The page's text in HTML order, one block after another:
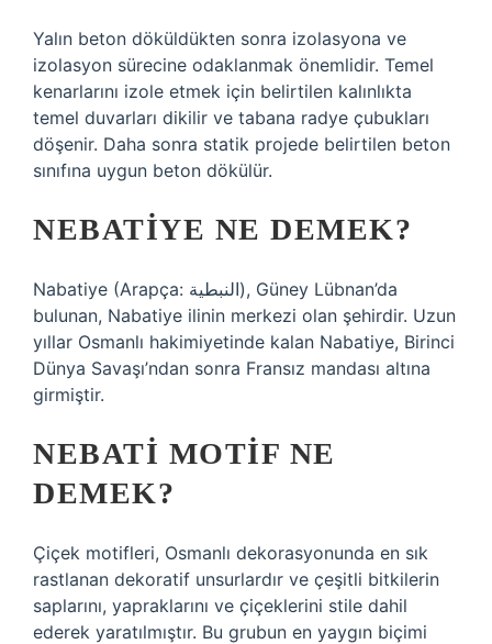
Yalın beton döküldükten sonra izolasyona ve
izolasyon sürecine odaklanmak önemlidir. Temel
kenarlarını izole etmek için belirtilen kalınlıkta
temel duvarları dikilir ve tabana radye çubukları
döşenir. Daha sonra statik projede belirtilen beton
sınıfına uygun beton dökülür.
NEBATIYE NE DEMEK?
Nabatiye (Arapça: النبطية), Güney Lübnan’da
bulunan, Nabatiye ilinin merkezi olan şehirdir. Uzun
yıllar Osmanlı hakimiyetinde kalan Nabatiye, Birinci
Dünya Savaşı’ndan sonra Fransız mandası altına
girmiştir.
NEBATI MOTIF NE
DEMEK?
Çiçek motifleri, Osmanlı dekorasyonunda en sık
rastlanan dekoratif unsurlardır ve çeşitli bitkilerin
saplarını, yapraklarını ve çiçeklerini stile dahil
ederek yaratılmıştır. Bu grubun en yaygın biçimi